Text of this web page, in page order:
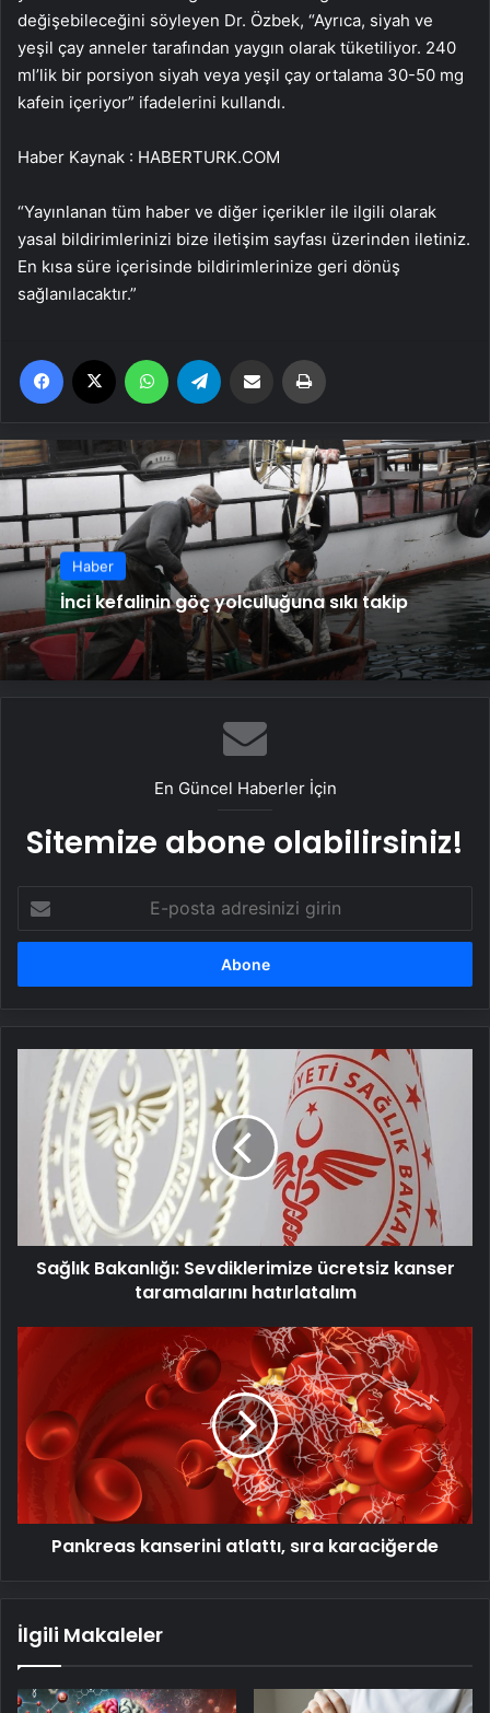
değişebileceğini söyleyen Dr. Özbek, “Ayrıca, siyah ve
yeşil çay anneler tarafından yaygın olarak tüketiliyor. 240
ml’lik bir porsiyon siyah veya yeşil çay ortalama 30-50 mg
kafein içeriyor” ifadelerini kullandı.
Haber Kaynak : HABERTURK.COM
“Yayınlanan tüm haber ve diğer içerikler ile ilgili olarak
yasal bildirimlerinizi bize iletişim sayfası üzerinden iletiniz.
En kısa süre içerisinde bildirimlerinize geri dönüş
sağlanılacaktır.”
Facebook WhatsApp Email'den paylaş
Haber
İnci kefalinin göç yolculuğuna sıkı takip
En Güncel Haberler İçin
Sitemize abone olabilirsiniz!
posta
adresinizi
Bakanlığı:
Sevdiklerimize
ücretsiz
kanser
taramalarını
hatırlatalım
Sağlık Bakanlığı: Sevdiklerimize ücretsiz kanser
taramalarını hatırlatalım
karaciğerde
Pankreas kanserini atlattı, sıra karaciğerde
İlgili Makaleler